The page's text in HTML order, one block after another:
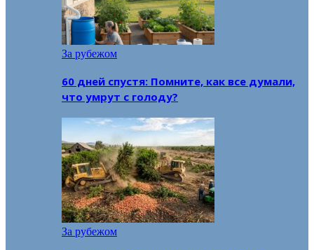
За рубежом
60 дней спустя: Помните, как все думали,
что умрут с голоду?
За рубежом